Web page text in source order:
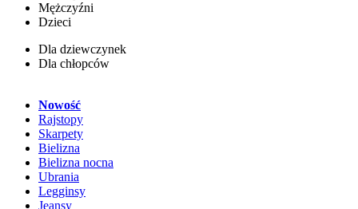
Mężczyźni
Dzieci
Dla dziewczynek
Dla chłopców
Nowość
Rajstopy
Skarpety
Bielizna
Bielizna nocna
Ubrania
Legginsy
Jeansy